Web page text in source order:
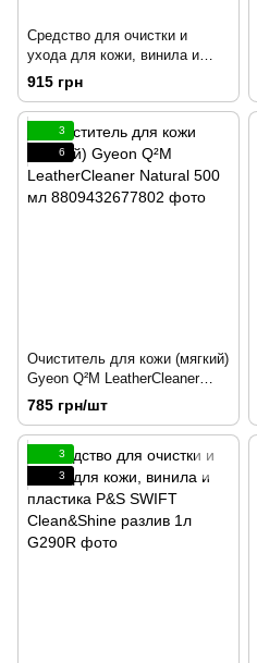
Средство для очистки и
ухода для кожи, винила и
пластика P&S SWIFT Clean &
Shine 473мл 214590
915 грн
3
6
Очиститель для кожи (мягкий)
Gyeon Q²M LeatherCleaner
Natural 500 мл
785 грн/шт
3
3